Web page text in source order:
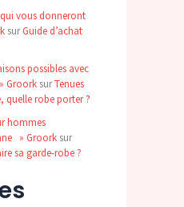
vous donneront
surGuide d’achat
possibles avec
Groork surTenues
quelle robe porter ?
hommes
» Groork sur
sa garde-robe ?